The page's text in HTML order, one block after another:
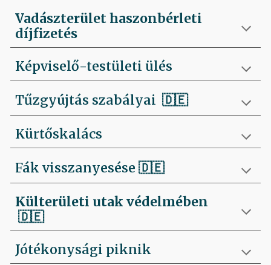
Vadászterület haszonbérleti
díjfizetés
Képviselő-testületi ülés
Tűzgyújtás szabályai🇩🇪
Kürtőskalács
Fák visszanyesése🇩🇪
Külterületi utak védelmében
🇩🇪
Jótékonysági piknik